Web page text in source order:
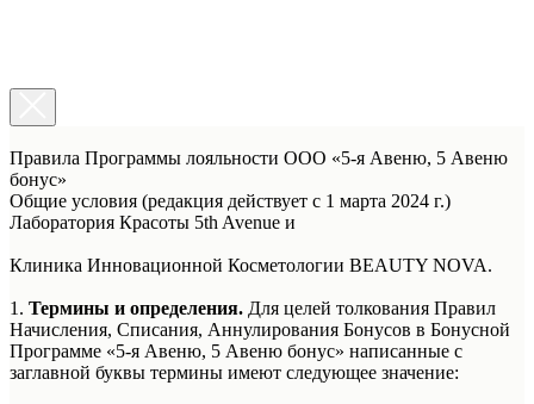
Правила Программы лояльности ООО «5-я Авеню, 5 Авеню
бонус»
Общие условия (редакция действует с 1 марта 2024 г.)
Лаборатория Красоты 5th Avenue и
Клиника Инновационной Косметологии BEAUTY NOVA.
1. Термины и определения. Для целей толкования Правил
Начисления, Списания, Аннулирования Бонусов в Бонусной
Программе «5-я Авеню, 5 Авеню бонус» написанные с
заглавной буквы термины имеют следующее значение: